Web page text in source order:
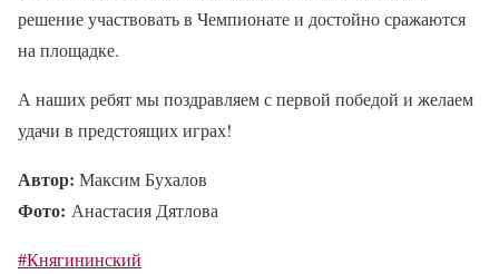
решение участвовать в Чемпионате и достойно сражаются
на площадке.
А наших ребят мы поздравляем с первой победой и желаем
удачи в предстоящих играх!
Автор: Максим Бухалов
Фото: Анастасия Дятлова
#Княгининский